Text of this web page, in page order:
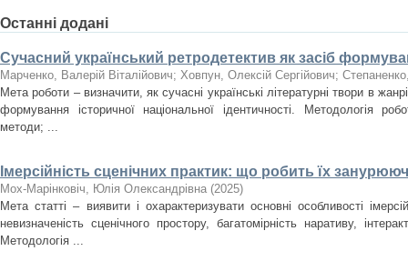
Останні додані
Сучасний український ретродетектив як засіб
Марченко, Валерій Віталійович; Ховпун, Олексій Сергійович;
Мета роботи – визначити, як сучасні українські літературні твори в
формування історичної національної ідентичності. Методологія
методи; ...
Імерсійність сценічних практик: що робить їх
Мох-Марінковіч, Юлія Олександрівна (2025)
Мета статті – виявити і охарактеризувати основні особливості
невизначеність сценічного простору, багатомірність наративу,
Методологія ...